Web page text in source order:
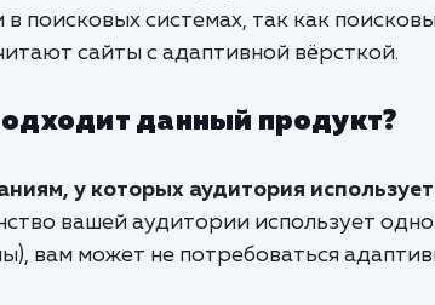
в поисковых системах, так как
сайты с адаптивной вёрсткой.
данный продукт?
у которых аудитория
вашей аудитории использует
вам может не потребоваться